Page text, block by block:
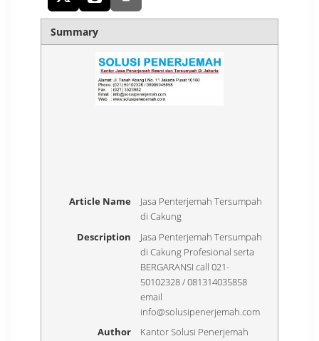
Summary
Article Name
Jasa Penterjemah Tersumpah
di Cakung
Description
Jasa Penterjemah Tersumpah
di Cakung Profesional serta
BERGARANSI call 021-
50102328 / 081314035858
email
info@solusipenerjemah.com
Author
Kantor Solusi Penerjemah